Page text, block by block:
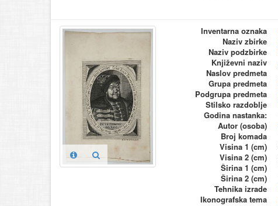
Inventarna oznaka
Naziv zbirke
Naziv podzbirke
Književni naziv
Naslov predmeta
Grupa predmeta
Podgrupa predmeta
Stilsko razdoblje
Godina nastanka:
Autor (osoba)
Broj komada
Visina 1 (cm)
Visina 2 (cm)
Širina 1 (cm)
Širina 2 (cm)
Tehnika izrade
Ikonografska tema